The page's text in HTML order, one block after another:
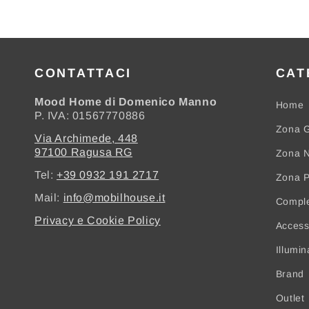
CONTATTACI
Mood Home di Domenico Manno
P. IVA: 01567770886
Via Archimede, 448
97100 Ragusa RG
Tel: +39 0932 191 2717
Mail: info@mobilhouse.it
Privacy e Cookie Policy
Home
Zona
Zona
Zona
Brand
Outlet